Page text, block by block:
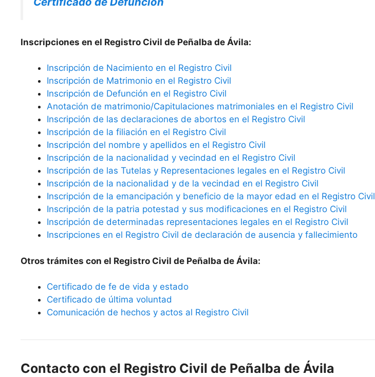
Inscripciones en el Registro Civil de Peñalba de Ávila:
Inscripción de Nacimiento en el Registro Civil
Inscripción de Matrimonio en el Registro Civil
Inscripción de Defunción en el Registro Civil
Anotación de matrimonio/Capitulaciones matrimoniales en el Registro Civil
Inscripción de las declaraciones de abortos en el Registro Civil
Inscripción de la filiación en el Registro Civil
Inscripción del nombre y apellidos en el Registro Civil
Inscripción de la nacionalidad y vecindad en el Registro Civil
Inscripción de las Tutelas y Representaciones legales en el Registro Civil
Inscripción de la nacionalidad y de la vecindad en el Registro Civil
Inscripción de la emancipación y beneficio de la mayor edad en el Registro Civil
Inscripción de la patria potestad y sus modificaciones en el Registro Civil
Inscripción de determinadas representaciones legales en el Registro Civil
Inscripciones en el Registro Civil de declaración de ausencia y fallecimiento
Otros trámites con el Registro Civil de Peñalba de Ávila:
Certificado de fe de vida y estado
Certificado de última voluntad
Comunicación de hechos y actos al Registro Civil
Contacto con el Registro Civil de Peñalba de Ávila